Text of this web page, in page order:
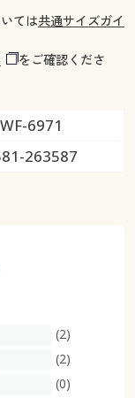
ては共通サイズガイ
をご確認くださ
WF-6971
263587
(2)
(2)
(0)